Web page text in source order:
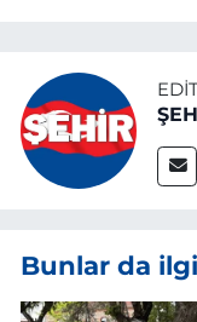
Bunlar da